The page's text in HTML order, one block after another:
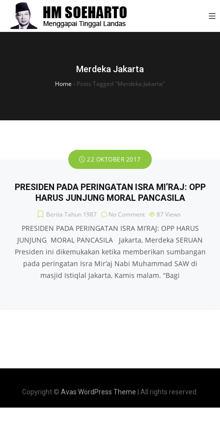
Merdeka Jakarta
Home › Posts Tagged "Merdeka Jakarta"
22 OKTOBER 2017
PRESIDEN PADA PERINGATAN ISRA MI’RAJ: OPP
HARUS JUNJUNG MORAL PANCASILA
Berita Tahun 1987 No Comment 87 Views
PRESIDEN PADA PERINGATAN ISRA MI’RAJ: OPP HARUS
JUNJUNG MORAL PANCASILA Jakarta, Merdeka SERUAN
Presiden ini dikemukakan ketika memberikan sumbangan
pada peringatan Isra Mir’aj Nabi Muhammad SAW di
masjid Istiqlal Jakarta, Kamis malam. “Bagi
Copyright © Avas WordPress Theme | All rights reserved.